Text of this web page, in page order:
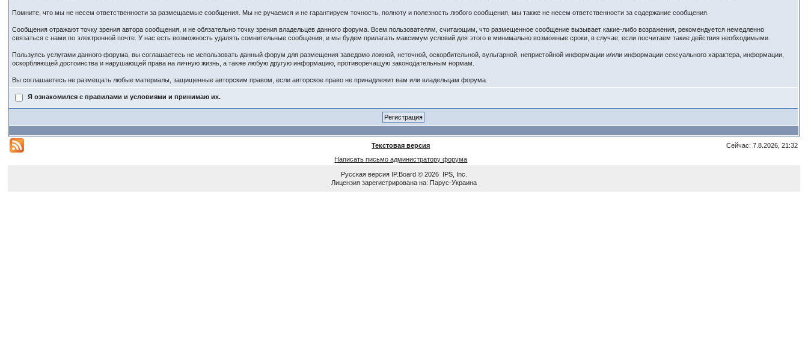
Помните, что мы не несем ответственности за размещаемые сообщения. Мы не ручаемся и не гарантируем точность, полноту и полезность любого сообщения, мы также не несем ответственности за содержание сообщения.
Сообщения отражают точку зрения автора сообщения, и не обязательно точку зрения владельцев данного форума. Всем пользователям, считающим, что размещенное сообщение вызывает какие-либо возражения, рекомендуется немедленно
связаться с нами по электронной почте. У нас есть возможность удалять сомнительные сообщения, и мы будем прилагать максимум условий для этого в минимально возможные сроки, в случае, если посчитаем такие действия необходимыми.
Пользуясь услугами данного форума, вы соглашаетесь не использовать данный форум для размещения заведомо ложной, неточной, оскорбительной, вульгарной, непристойной информации и/или информации сексуального характера, информации,
оскорбляющей достоинства и нарушающей права на личную жизнь, а также любую другую информацию, противоречащую законодательным нормам.
Вы соглашаетесь не размещать любые материалы, защищенные авторским правом, если авторское право не принадлежит вам или владельцам форума.
Я ознакомился с правилами и условиями и принимаю их.
Текстовая версия
Сейчас: 7.8.2026, 21:32
Написать письмо администратору форума
Русская версия IP.Board© 2026 IPS, Inc
Лицензия зарегистрирована на: Парус-Украина